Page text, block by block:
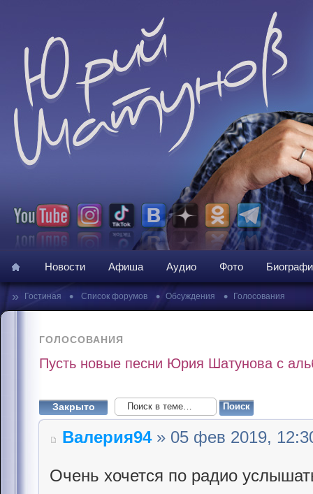
Новости Афиша Аудио Фото
» Гостиная • Список форумов • Обсуждения • Голосования
ГОЛОСОВАНИЯ
Пусть новые песни Юрия Шатунова с
Закрыто
Валерия94» 05 фев 2019,
Очень хочется по радио